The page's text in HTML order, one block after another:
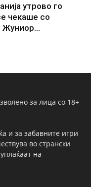
утрово го
чекаше со
Жуниор...
за лица со 18+
и за забавните игри
во странски
на